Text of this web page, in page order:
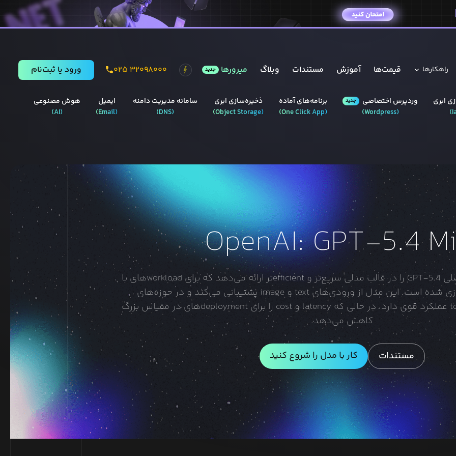
راهکار‌ها قیمت‌ها آموزش مستندات وبلاگ میرورها جدید ۰۲۵ ۳۲۰۹۸۰۰۰ ورود يا ثبت‌نام
هوش مصنوعی
(
AI
)
ایمیل
(
Email
)
سامانه مدیریت دامنه
(
DNS
)
ذخیره‌سازی ابری
(
Object Storage
)
برنامه‌های آماده
(
One Click App
)
وردپرس‌ اختصاصی جدید
(
Wordpress
)
ابری
)
OpenAI: GPT-5.4
GPT-5.4 mini قابلیت‌های اصلی GPT-5.4 را در قالب مدلی سریع‌تر و efficient‌تر ارائه می‌دهد که برای workloadهای با
throughput بالا بهینه‌سازی شده است. این مدل از ورودی‌های text و image پشتیبانی می‌کند و در حوزه‌های
reasoning، coding و tool use عملکرد قوی دارد، در حالی که latency و cost را برای deploymentهای در مقیاس بزرگ
کاهش می‌دهد.
مستندات کار با مدل را شروع کنید